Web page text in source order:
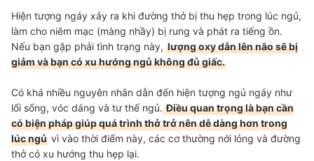
Hiện tượng ngáy xảy ra khi đường thở bị thu hẹp trong lúc ngủ,
làm cho niêm mạc (màng nhầy) bị rung và phát ra tiếng ồn.
Nếu bạn gặp phải tình trạng này, lượng oxy dẫn lên não sẽ bị
giảm và bạn có xu hướng ngủ không đủ giấc.
Có khá nhiều nguyên nhân dẫn đến hiện tượng ngủ ngáy như
lối sống, vóc dáng và tư thế ngủ.Điều quan trọng là bạn cần
có biện pháp giúp quá trình thở trở nên dễ dàng hơn trong
lúc ngủ vì vào thời điểm này, các cơ thường nới lỏng và đường
thở có xu hướng thu hẹp lại.